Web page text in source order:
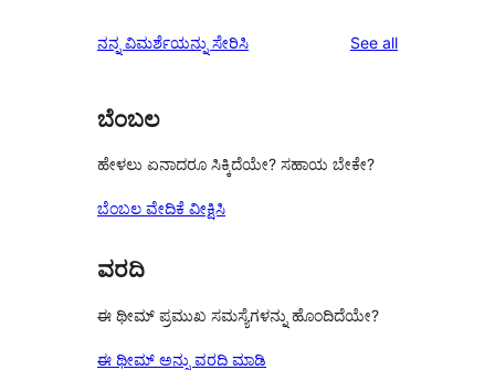
ನನ್ನ ವಿಮರ್ಶೆಯನ್ನು ಸೇರಿಸಿ See allreviews
ಬೆಂಬಲ
ಹೇಳಲು ಏನಾದರೂ ಸಿಕ್ಕಿದೆಯೇ? ಸಹಾಯ ಬೇಕೇ?
ಬೆಂಬಲ ವೇದಿಕೆ ವೀಕ್ಷಿಸಿ
ವರದಿ
ಈ ಥೀಮ್ ಪ್ರಮುಖ ಸಮಸ್ಯೆಗಳನ್ನು ಹೊಂದಿದೆಯೇ?
ಈ ಥೀಮ್ ಅನ್ನು ವರದಿ ಮಾಡಿ